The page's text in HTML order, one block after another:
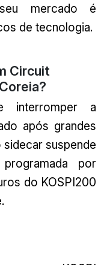
mercado é
de tecnologia.
Circuit
interromper a
após grandes
sidecar suspende
por
do KOSPI200